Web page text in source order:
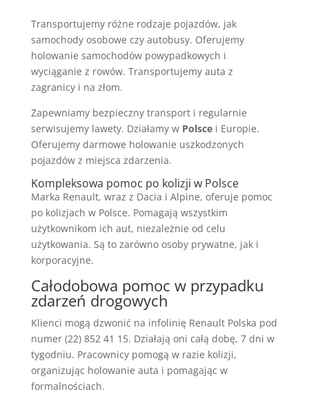
Transportujemy różne rodzaje pojazdów, jak
samochody osobowe czy autobusy. Oferujemy
holowanie samochodów powypadkowych i
wyciąganie z rowów. Transportujemy auta z
zagranicy i na złom.
Zapewniamy bezpieczny transport i regularnie
serwisujemy lawety. Działamy w Polscei Europie.
Oferujemy darmowe holowanie uszkodzonych
pojazdów z miejsca zdarzenia.
Kompleksowa pomoc po kolizji w Polsce
Marka Renault, wraz z Dacia i Alpine, oferuje pomoc
po kolizjach w Polsce. Pomagają wszystkim
użytkownikom ich aut, niezależnie od celu
użytkowania. Są to zarówno osoby prywatne, jak i
korporacyjne.
Całodobowa pomoc w przypadku
zdarzeń drogowych
Klienci mogą dzwonić na infolinię Renault Polska pod
numer (22) 852 41 15. Działają oni całą dobę, 7 dni w
tygodniu. Pracownicy pomogą w razie kolizji,
organizując holowanie auta i pomagając w
formalnościach.